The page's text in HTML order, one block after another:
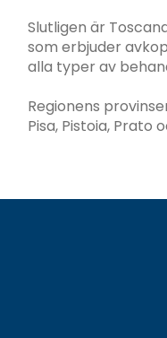
Slutligen är
som erbjuder
alla typer av
Regionens
Pisa, Pistoia, Prato